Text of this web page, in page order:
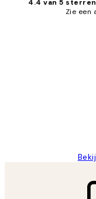
4.4 van 5 sterren
Zie een